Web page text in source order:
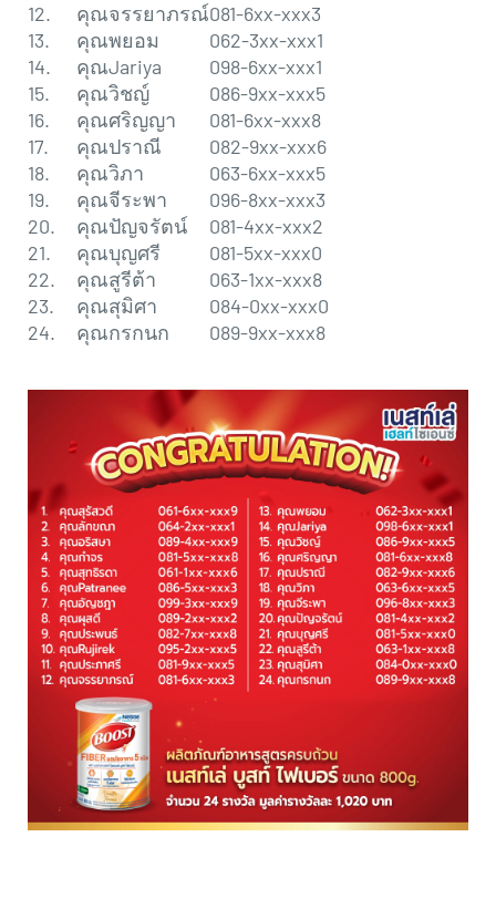
12.
คุณจรรยาภรณ์081-6xx-xxx3
13.
คุณพยอม
062-3xx-xxx1
14.
คุณJariya
098-6xx-xxx1
15.
คุณวิชญ์
086-9xx-xxx5
16.
คุณศริญญา
081-6xx-xxx8
17.
คุณปราณี
082-9xx-xxx6
18.
คุณวิภา
063-6xx-xxx5
19.
คุณจีระพา
096-8xx-xxx3
20.
คุณปัญจรัตน์
081-4xx-xxx2
21.
คุณบุญศรี
081-5xx-xxx0
22.
คุณสูรีต้า
063-1xx-xxx8
23.
คุณสุมิศา
084-0xx-xxx0
24.
คุณกรกนก 089-9xx-xxx8